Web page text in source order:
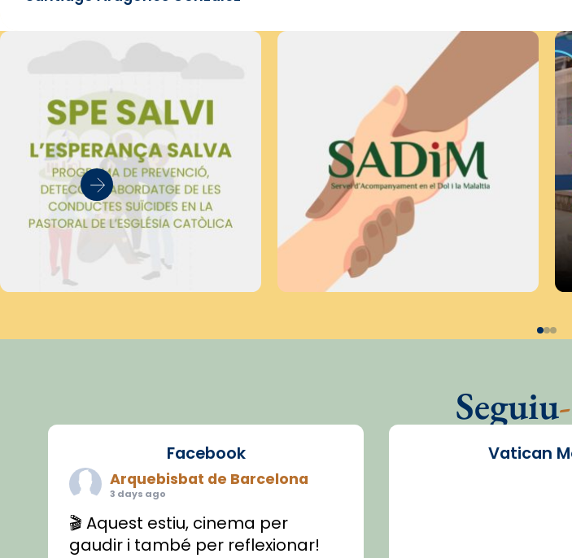
Seguiu
Facebook
Arquebisbat de Barcelona
3 days ago
🎬 Aquest estiu, cinema per
gaudir i també per reflexionar!
Vatican